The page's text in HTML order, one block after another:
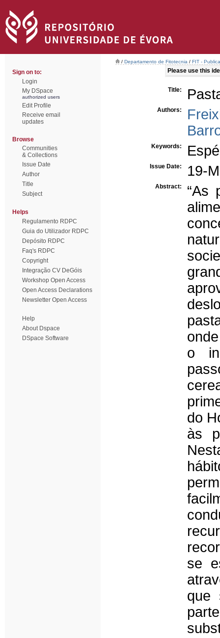
Sign on to:
Login
My DSpace
authorized users
Edit Profile
Receive email
updates
Browse
Communities
& Collections
Issue Date
Author
Title
Subject
Helps
Regulamento RDPC
Guia do Utilizador RDPC
Depósito RDPC
Faq's RDPC
Copyright
Integração CV DeGóis
Workshop Open Access
Open Access Declarations
Newsletter Open Access
Help
About Dspace
DSpace Software
/ Departamento de Fitotecnia / FIT -
Please use this
Title:
Authors:
Keywords:
Issue Date: 19-
Abstract:
“As
o
do
às
se
que